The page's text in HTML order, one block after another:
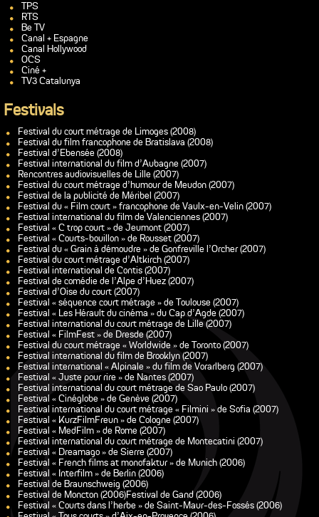
TPS
RTS
Be TV
Canal + Espagne
Canal Hollywood
OCS
Ciné +
TV3 Catalunya
Festivals
Festival du court métrage de Limoges (2008)
Festival du film francophone de Bratislava (2008)
Festival d’Ebensée (2008)
Festival international du film d’Aubagne (2007)
Rencontres audiovisuelles de Lille (2007)
Festival du court métrage d’humour de Meudon (2007)
Festival de la publicité de Méribel (2007)
Festival du « Film court » francophone de Vaulx-en-Velin (2007)
Festival international du film de Valenciennes (2007)
Festival « C trop court » de Jeumont (2007)
Festival « Courts-bouillon » de Rousset (2007)
Festival du « Grain à démoudre » de Gonfreville l’Orcher (2007)
Festival du court métrage d’Altkirch (2007)
Festival international de Contis (2007)
Festival de comédie de l’Alpe d’Huez (2007)
Festival d’Oise du court (2007)
Festival « séquence court métrage » de Toulouse (2007)
Festival « Les Hérault du cinéma » du Cap d'Agde (2007)
Festival international du court métrage de Lille (2007)
Festival « FilmFest » de Dresde (2007)
Festival du court métrage « Worldwide » de Toronto (2007)
Festival international du film de Brooklyn (2007)
Festival international « Alpinale » du film de Vorarlberg (2007)
Festival « Juste pour rire » de Nantes (2007)
Festival international du court métrage de Sao Paulo (2007)
Festival « Cinéglobe » de Genève (2007)
Festival international du court métrage « Filmini » de Sofia (2007)
Festival « KurzFilmFreun » de Cologne (2007)
Festival « MedFilm » de Rome (2007)
Festival international du court métrage de Montecatini (2007)
Festival « Dreamago » de Sierre (2007)
Festival « French films at monofaktur » de Munich (2006)
Festival « Interfilm » de Berlin (2006)
Festival de Braunschweig (2006)
Festival de Moncton (2006)Festival de Gand (2006)
Festival « Courts dans l’herbe » de Saint-Maur-des-Fossés (2006)